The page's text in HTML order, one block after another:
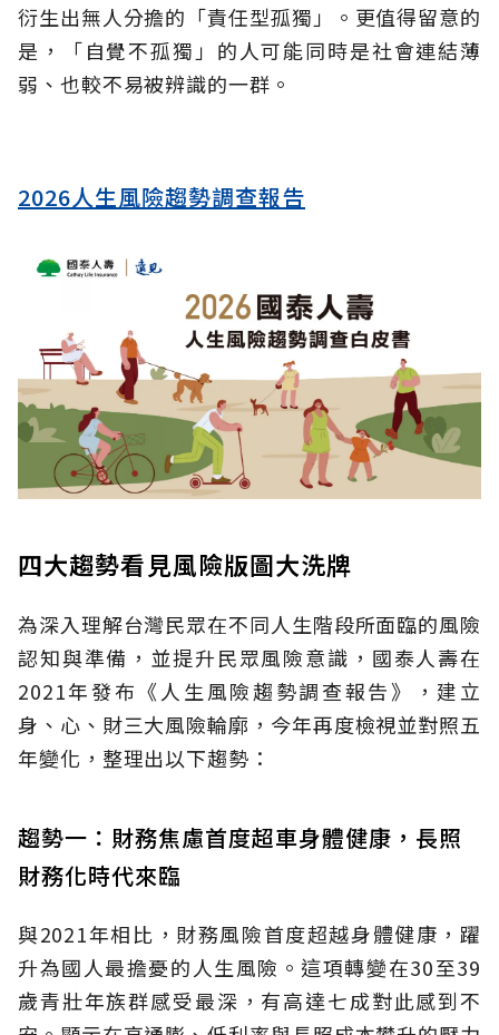
衍生出無人分擔的「責任型孤獨」。更值得留意的
是，「自覺不孤獨」的人可能同時是社會連結薄
弱、也較不易被辨識的一群。
2026人生風險趨勢調查報告
四大趨勢看見風險版圖大洗牌
為深入理解台灣民眾在不同人生階段所面臨的風險
認知與準備，並提升民眾風險意識，國泰人壽在
2021年發布《人生風險趨勢調查報告》，建立
身、心、財三大風險輪廓，今年再度檢視並對照五
年變化，整理出以下趨勢：
趨勢一：財務焦慮首度超車身體健康，長照
財務化時代來臨
與2021年相比，財務風險首度超越身體健康，躍
升為國人最擔憂的人生風險。這項轉變在30至39
歲青壯年族群感受最深，有高達七成對此感到不